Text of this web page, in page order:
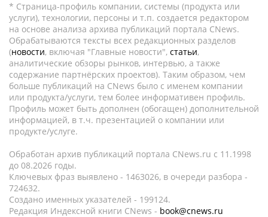
* Страница-профиль компании, системы (продукта или
услуги), технологии, персоны и т.п. создается редактором
на основе анализа архива публикаций портала CNews.
Обрабатываются тексты всех редакционных разделов
(новости, включая "Главные новости", статьи,
аналитические обзоры рынков, интервью, а также
содержание партнёрских проектов). Таким образом, чем
больше публикаций на CNews было с именем компании
или продукта/услуги, тем более информативен профиль.
Профиль может быть дополнен (обогащен) дополнительной
информацией, в т.ч. презентацией о компании или
продукте/услуге.
Обработан архив публикаций портала CNews.ru c 11.1998
до 08.2026 годы.
Ключевых фраз выявлено - 1463026, в очереди разбора -
724632.
Создано именных указателей - 199124.
Редакция Индексной книги CNews - book@cnews.ru